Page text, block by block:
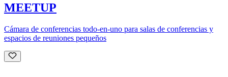
MEETUP
Cámara de conferencias todo-en-uno para salas de conferencias y
espacios de reuniones pequeños